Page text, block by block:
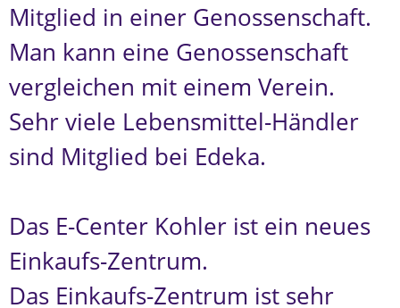
Mitglied in einer Genossenschaft.
Man kann eine Genossenschaft
vergleichen mit einem Verein.
Sehr viele Lebensmittel-Händler
sind Mitglied bei Edeka.
Das E-Center Kohler ist ein neues
Einkaufs-Zentrum.
Das Einkaufs-Zentrum ist sehr